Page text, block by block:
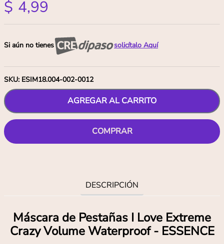
$ 4,99
Si aún no tienes solicítalo Aquí
SKU: ESIM18.004-002-0012
AGREGAR AL CARRITO
COMPRAR
DESCRIPCIÓN
Máscara de Pestañas I Love Extreme
Crazy Volume Waterproof - ESSENCE